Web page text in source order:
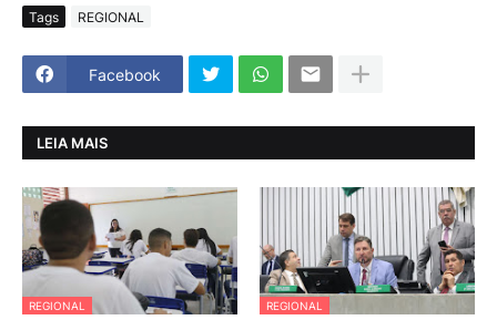
Tags REGIONAL
Facebook
LEIA MAIS
REGIONAL REGIONAL